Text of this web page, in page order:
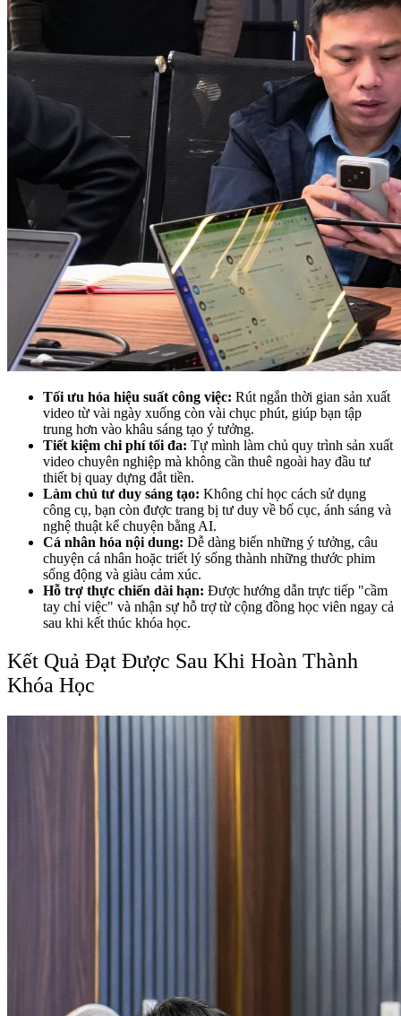
Tối ưu hóa hiệu suất công việc: Rút ngắn thời gian sản xuất
video từ vài ngày xuống còn vài chục phút, giúp bạn tập
trung hơn vào khâu sáng tạo ý tưởng.
Tiết kiệm chi phí tối đa: Tự mình làm chủ quy trình sản xuất
video chuyên nghiệp mà không cần thuê ngoài hay đầu tư
thiết bị quay dựng đắt tiền.
Làm chủ tư duy sáng tạo: Không chỉ học cách sử dụng
công cụ, bạn còn được trang bị tư duy về bố cục, ánh sáng và
nghệ thuật kể chuyện bằng AI.
Cá nhân hóa nội dung: Dễ dàng biến những ý tưởng, câu
chuyện cá nhân hoặc triết lý sống thành những thước phim
sống động và giàu cảm xúc.
Hỗ trợ thực chiến dài hạn: Được hướng dẫn trực tiếp "cầm
tay chỉ việc" và nhận sự hỗ trợ từ cộng đồng học viên ngay cả
sau khi kết thúc khóa học.
Kết Quả Đạt Được Sau Khi Hoàn Thành
Khóa Học